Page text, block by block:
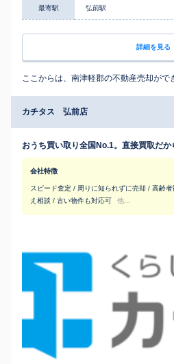
最寄駅 弘前駅
詳細を見る
ここからは、南津軽郡の不動産売却がで
カチタス 弘前店
おうち買い取り全国No.1。直接買取だか
会社特徴
スピード査定 / 周りに知られずに売却 / 高齢
え相談 / 古い物件も対応可
他...